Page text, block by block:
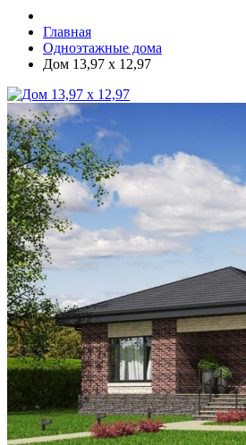
Главная
Одноэтажные дома
Дом 13,97 x 12,97